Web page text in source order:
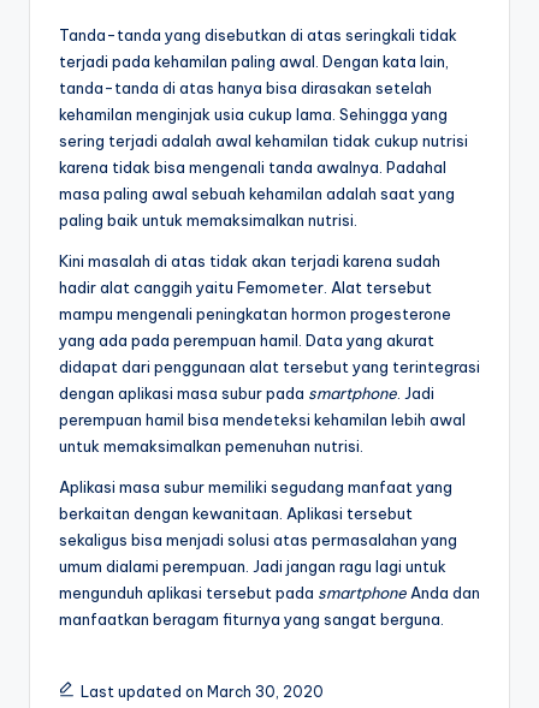
Tanda-tanda yang disebutkan di atas seringkali tidak
terjadi pada kehamilan paling awal. Dengan kata lain,
tanda-tanda di atas hanya bisa dirasakan setelah
kehamilan menginjak usia cukup lama. Sehingga yang
sering terjadi adalah awal kehamilan tidak cukup nutrisi
karena tidak bisa mengenali tanda awalnya. Padahal
masa paling awal sebuah kehamilan adalah saat yang
paling baik untuk memaksimalkan nutrisi.
Kini masalah di atas tidak akan terjadi karena sudah
hadir alat canggih yaitu Femometer. Alat tersebut
mampu mengenali peningkatan hormon progesterone
yang ada pada perempuan hamil. Data yang akurat
didapat dari penggunaan alat tersebut yang terintegrasi
dengan aplikasi masa subur pada smartphone . Jadi
perempuan hamil bisa mendeteksi kehamilan lebih awal
untuk memaksimalkan pemenuhan nutrisi.
Aplikasi masa subur memiliki segudang manfaat yang
berkaitan dengan kewanitaan. Aplikasi tersebut
sekaligus bisa menjadi solusi atas permasalahan yang
umum dialami perempuan. Jadi jangan ragu lagi untuk
mengunduh aplikasi tersebut pada smartphone Anda dan
manfaatkan beragam fiturnya yang sangat berguna.
Last updated on March 30, 2020